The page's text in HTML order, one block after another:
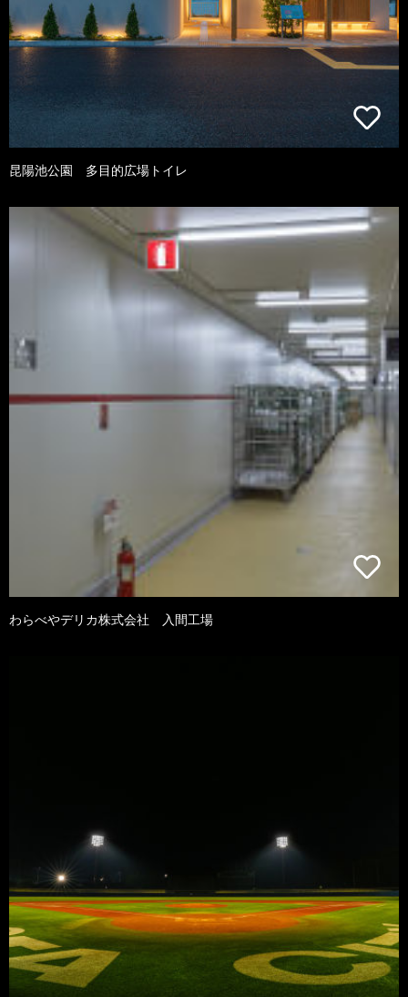
昆陽池公園 多目的広場トイレ
わらべやデリカ株式会社 入間工場